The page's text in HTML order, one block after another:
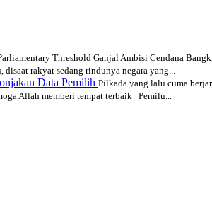
Threshold Ganjal Ambisi Cendana
rakyat sedang rindunya negara yang...
Data Pemilih Pilkada yang lalu cuma
Allah memberi tempat terbaik Pemilu...